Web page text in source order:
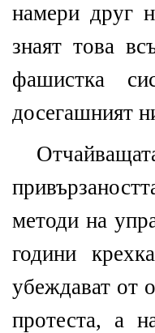
намери друг
знаят това
фашистка
досегашният
методи на
години
убеждават от
протеста, а